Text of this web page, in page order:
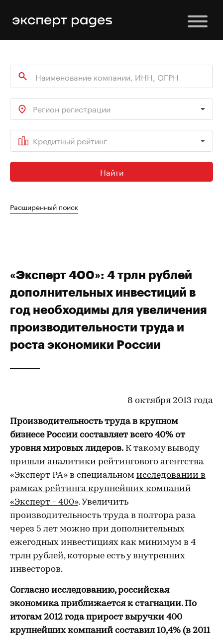
Регион регистрации
Кредитный рейтинг
Найти
Расширенный поиск
«Эксперт 400»: 4 трлн рублей
дополнительных инвестиций в
год необходимы для увеличения
производительности труда и
роста экономики России
8 октября 2013 года
Производительность труда в крупном
бизнесе России составляет всего 40% от
уровня мировых лидеров. К такому выводу
пришли аналитики рейтингового агентства
«Эксперт РА» в специальном исследовании в
рамках рейтинга крупнейших компаний
«Эксперт - 400». Увеличить
производительность труда в полтора раза
через 5 лет можно при дополнительных
ежегодных инвестициях как минимум в 4
трлн рублей, которые есть у внутренних
инвесторов.
Согласно исследованию, российская
экономика приближается к стагнации. По
итогам 2012 года прирост выручки 400
крупнейших компаний составил 10,4% (в 2011